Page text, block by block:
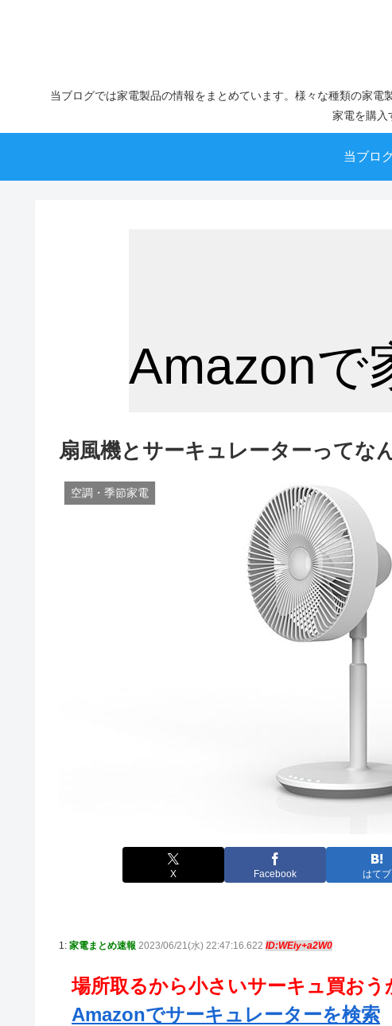
当ブログでは家電製品の情報をまとめています。様々な種類の家
家電を購入
当ブロ
Amazonで
扇風機とサーキュレーターってな
空調・季節家電
X Facebook はてブ
1: 家電まとめ速報 2023/06/21(水) 22:47:16.622 ID:WEiy+a2W0
場所取るから小さいサーキュ買お
Amazonでサーキュレーターを検索